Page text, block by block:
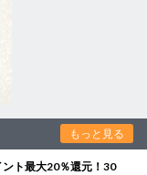
もっと見る
ト最大20％還元！30